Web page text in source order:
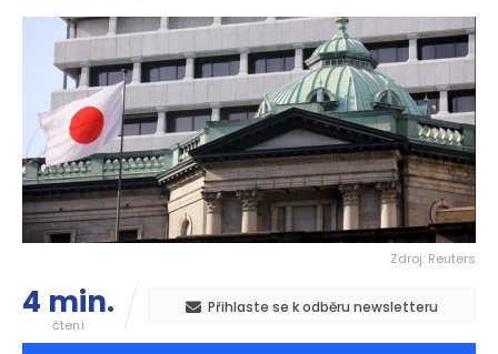
Zdroj: Reuters
4 min.
čtení
Přihlaste se k odběru newsletteru